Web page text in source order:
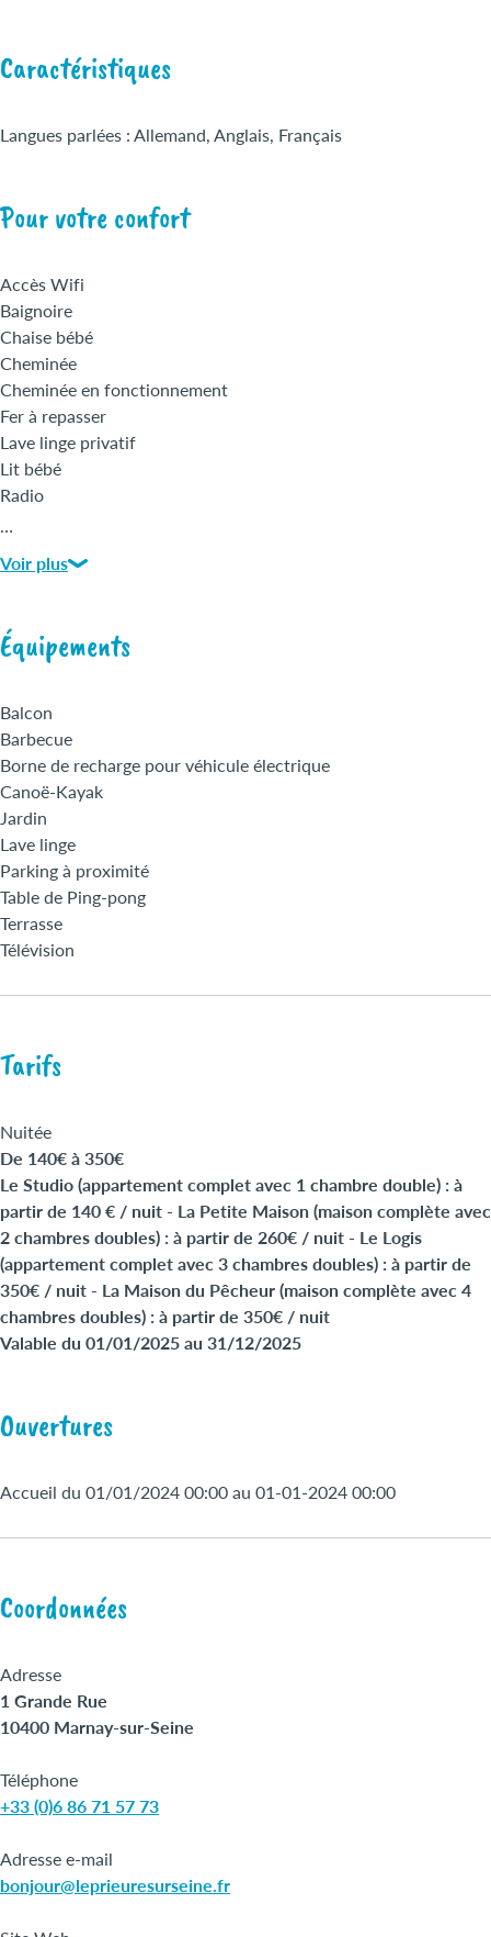
Caractéristiques
Langues parlées : Allemand, Anglais, Français
Pour votre confort
Accès Wifi
Baignoire
Chaise bébé
Cheminée
Cheminée en fonctionnement
Fer à repasser
Lave linge privatif
Lit bébé
Radio
Sèche linge privatif
Espace jeux
Linges fournis
Mise à disposition gratuite de vélos
…
Voir plus
Équipements
Balcon
Barbecue
Borne de recharge pour véhicule électrique
Canoë-Kayak
Jardin
Lave linge
Parking à proximité
Table de Ping-pong
Terrasse
Télévision
Tarifs
Nuitée
De 140€ à 350€
Le Studio (appartement complet avec 1 chambre double) : à
partir de 140 € / nuit - La Petite Maison (maison complète avec
2 chambres doubles) : à partir de 260€ / nuit - Le Logis
(appartement complet avec 3 chambres doubles) : à partir de
350€ / nuit - La Maison du Pêcheur (maison complète avec 4
chambres doubles) : à partir de 350€ / nuit
Valable du 01/01/2025 au 31/12/2025
Ouvertures
Accueil du 01/01/2024 00:00 au 01-01-2024 00:00
Coordonnées
Adresse
1 Grande Rue
10400 Marnay-sur-Seine
Téléphone
+33 (0)6 86 71 57 73
Adresse e-mail
bonjour@leprieuresurseine.fr